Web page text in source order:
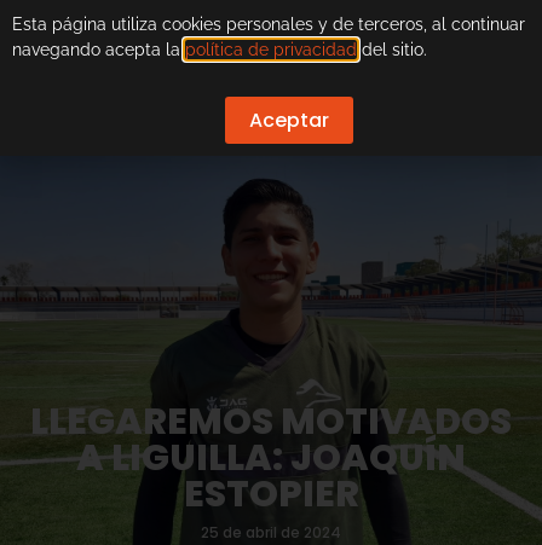
LLEGAREMOS MOTIVADOS
A LIGUILLA: JOAQUÍN
ESTOPIER
25 de abril de 2024
Esta página utiliza cookies personales y de terceros, al continuar
navegando acepta la política de privacidad del sitio.
Aceptar